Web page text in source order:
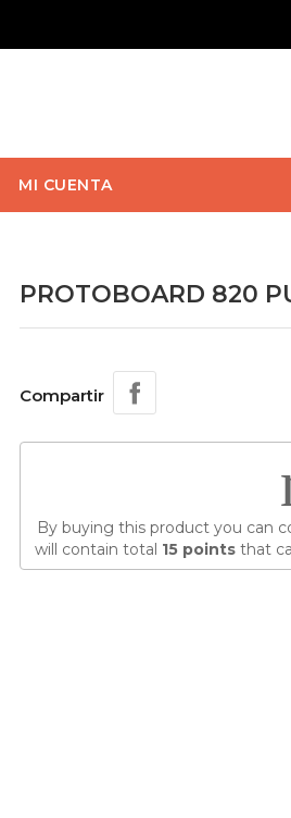
MI CUENTA
PROTOBOARD 820
Compartir
By buying this product you can
will contain total 15pointsthat